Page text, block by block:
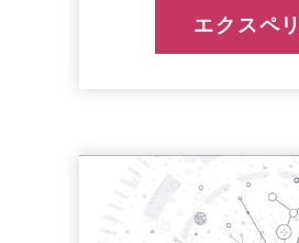
エクスペ